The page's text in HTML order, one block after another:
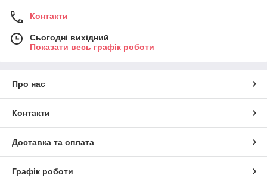
Контакти
Сьогодні вихідний
Показати весь графік роботи
Про нас
Контакти
Доставка та оплата
Графік роботи